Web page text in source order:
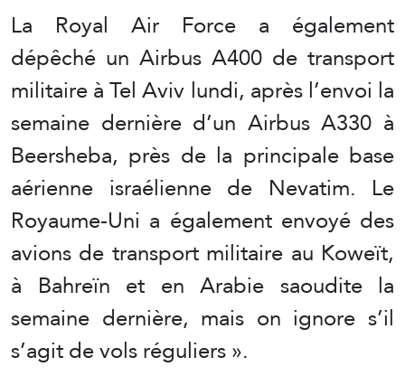
La Royal Air Force a également
dépêché un Airbus A400 de transport
militaire à Tel Aviv lundi, après l’envoi la
semaine dernière d’un Airbus A330 à
Beersheba, près de la principale base
aérienne israélienne de Nevatim. Le
Royaume-Uni a également envoyé des
avions de transport militaire au Koweït,
à Bahreïn et en Arabie saoudite la
semaine dernière, mais on ignore s’il
s’agit de vols réguliers ».